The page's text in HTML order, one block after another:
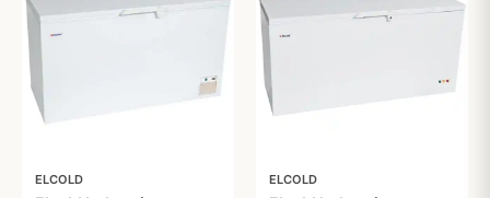
ELCOLD ELCOLD